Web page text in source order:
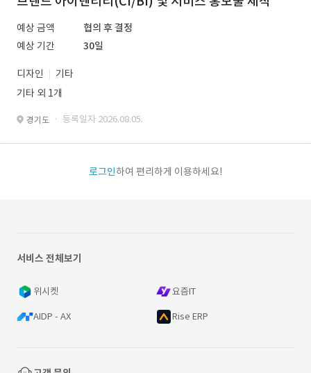
예상 금액
협의 후 결정
예상 기간
30일
디자인
기타
기타 외 1개
경기도 · 등록일자 2026.08.05.
로그인하여 편리하게 이용하세요!
서비스 전체보기
위시켓 요즘IT
AIDP - AX Rise ERP